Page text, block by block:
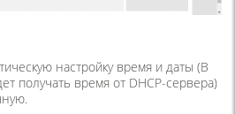
настройку время и даты (В
получать время от DHCP-сервера)